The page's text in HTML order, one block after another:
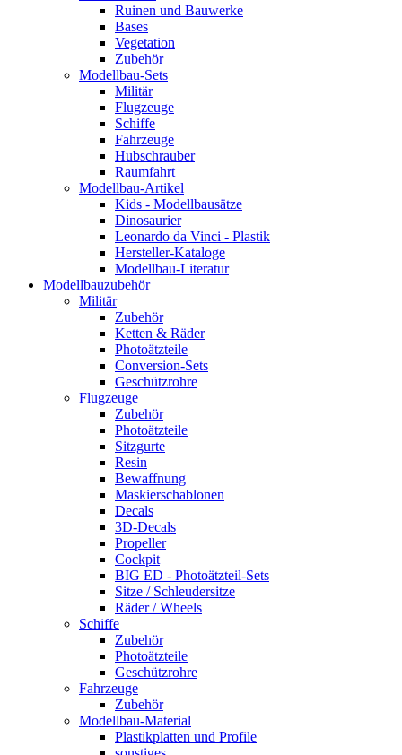
Ruinen und Bauwerke
Bases
Vegetation
Zubehör
Modellbau-Sets
Militär
Flugzeuge
Schiffe
Fahrzeuge
Hubschrauber
Raumfahrt
Modellbau-Artikel
Kids - Modellbausätze
Dinosaurier
Leonardo da Vinci - Plastik
Hersteller-Kataloge
Modellbau-Literatur
Modellbauzubehör
Militär
Zubehör
Ketten & Räder
Photoätzteile
Conversion-Sets
Geschützrohre
Flugzeuge
Zubehör
Photoätzteile
Sitzgurte
Resin
Bewaffnung
Maskierschablonen
Decals
3D-Decals
Propeller
Cockpit
BIG ED - Photoätzteil-Sets
Sitze / Schleudersitze
Räder / Wheels
Schiffe
Zubehör
Photoätzteile
Geschützrohre
Fahrzeuge
Zubehör
Modellbau-Material
Plastikplatten und Profile